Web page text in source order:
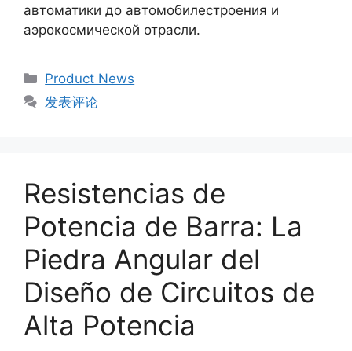
автоматики до автомобилестроения и
аэрокосмической отрасли.
Product News
发表评论
Resistencias de
Potencia de Barra: La
Piedra Angular del
Diseño de Circuitos de
Alta Potencia